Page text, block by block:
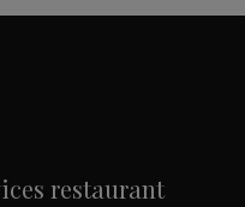
restaurant